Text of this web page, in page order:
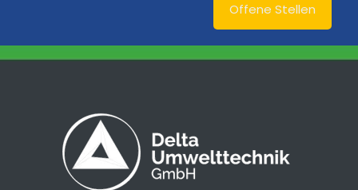
Offene Stellen